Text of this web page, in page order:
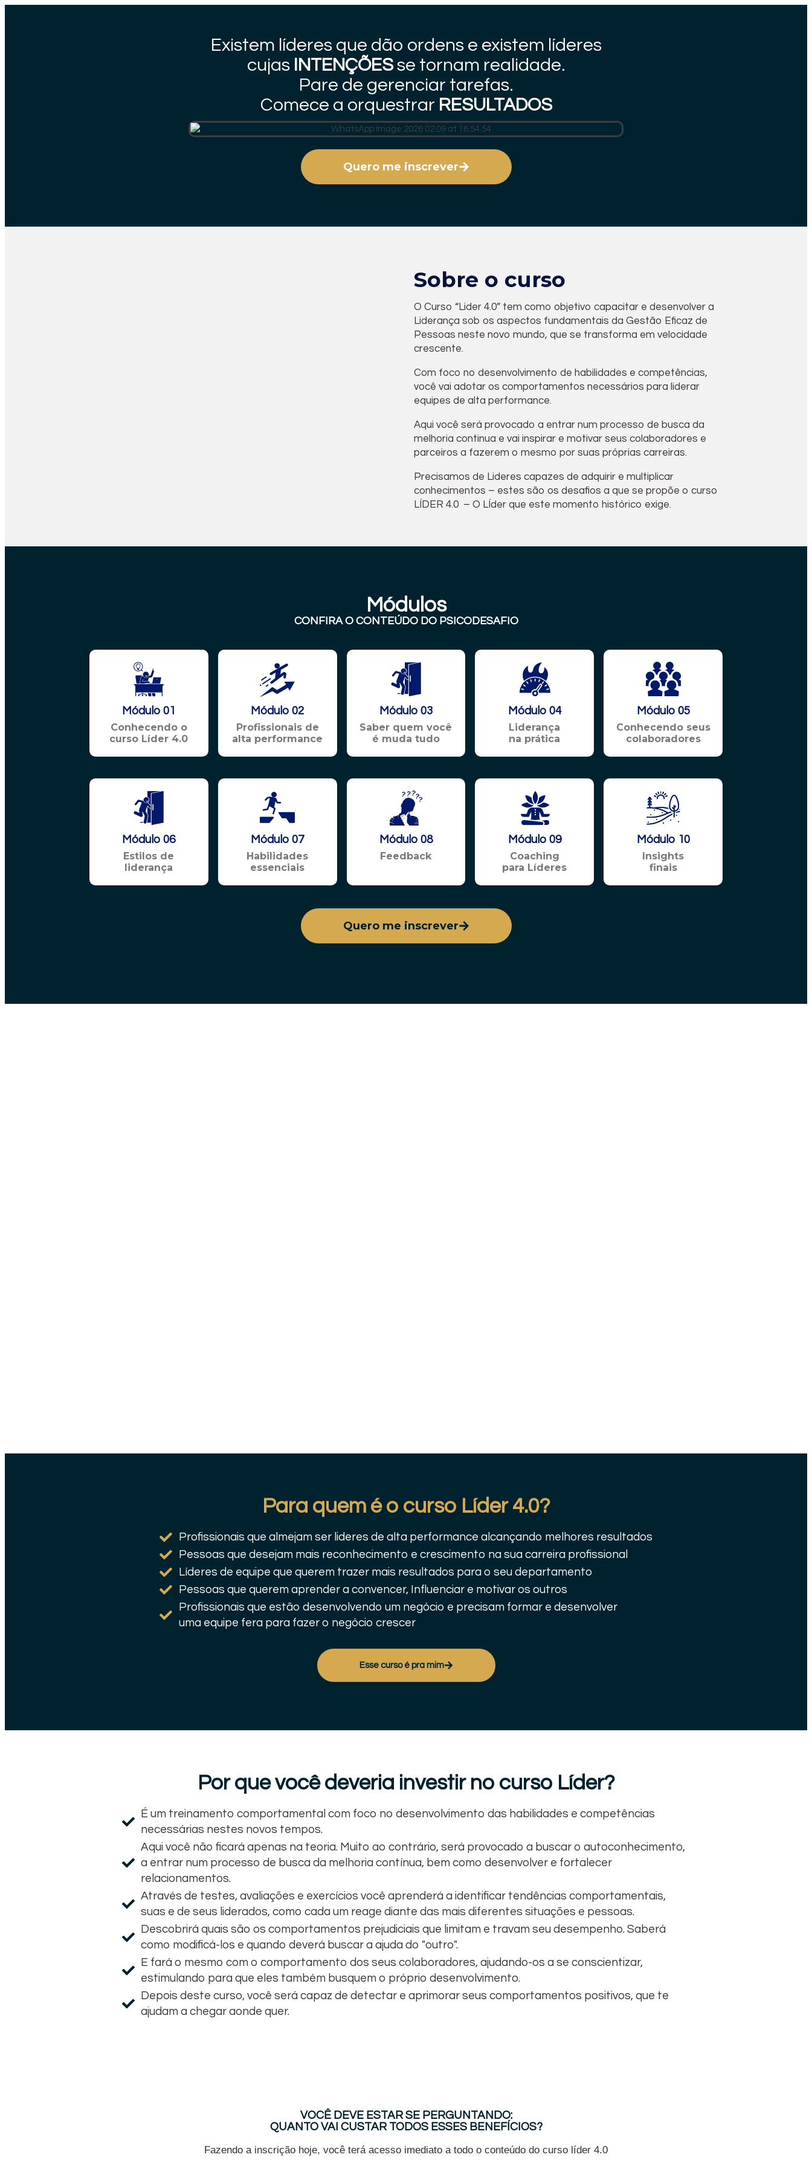
Existem líderes que dão ordens e existem líderes
cujas INTENÇÕESse tornam realidade.
Pare de gerenciar tarefas.
Comece a orquestrar RESULTADOS
Quero me inscrever
Sobre o curso
O Curso “Lider 4.0” tem como objetivo capacitar e desenvolver a
Liderança sob os aspectos fundamentais da Gestão Eficaz de
Pessoas neste novo mundo, que se transforma em velocidade
crescente.
Com foco no desenvolvimento de habilidades e competências,
você vai adotar os comportamentos necessários para liderar
equipes de alta performance.
Aqui você será provocado a entrar num processo de busca da
melhoria continua e vai inspirar e motivar seus colaboradores e
parceiros a fazerem o mesmo por suas próprias carreiras.
Precisamos de Lideres capazes de adquirir e multiplicar
conhecimentos – estes são os desafios a que se propõe o curso
LÍDER 4.0 – O LÍder que este momento histórico exige.
Módulos
CONFIRA O CONTEÚDO DO PSICODESAFIO
Módulo 01
Conhecendo o
curso Líder 4.0
Módulo 02
Profissionais de
alta performance
Módulo 03
Saber quem você
é muda tudo
Módulo 04
Liderança
na prática
Módulo 05
Conhecendo seus
colaboradores
Módulo 06
Estilos de
liderança
Módulo 07
Habilidades
essenciais
Módulo 08
Feedback
Módulo 09
Coaching
para Líderes
Módulo 10
Insights
finais
Quero me inscrever
Para quem é o curso Líder 4.0?
Profissionais que almejam ser lideres de alta performance alcançando melhores resultados
Pessoas que desejam mais reconhecimento e crescimento na sua carreira profissional
Líderes de equipe que querem trazer mais resultados para o seu departamento
Pessoas que querem aprender a convencer, Influenciar e motivar os outros
Profissionais que estão desenvolvendo um negócio e precisam formar e desenvolver
uma equipe fera para fazer o negócio crescer
Esse curso é pra mim
Por que você deveria investir no curso Líder?
É um treinamento comportamental com foco no desenvolvimento das habilidades e competências
necessárias nestes novos tempos.
Aqui você não ficará apenas na teoria. Muito ao contrário, será provocado a buscar o autoconhecimento,
a entrar num processo de busca da melhoria contínua, bem como desenvolver e fortalecer
relacionamentos.
Através de testes, avaliações e exercícios você aprenderá a identificar tendências comportamentais,
suas e de seus liderados, como cada um reage diante das mais diferentes situações e pessoas.
Descobrirá quais são os comportamentos prejudiciais que limitam e travam seu desempenho. Saberá
como modificá-los e quando deverá buscar a ajuda do "outro".
E fará o mesmo com o comportamento dos seus colaboradores, ajudando-os a se conscientizar,
estimulando para que eles também busquem o próprio desenvolvimento.
Depois deste curso, você será capaz de detectar e aprimorar seus comportamentos positivos, que te
ajudam a chegar aonde quer.
VOCÊ DEVE ESTAR SE PERGUNTANDO:
QUANTO VAI CUSTAR TODOS ESSES BENEFÍCIOS?
Fazendo a inscrição hoje, você terá acesso imediato a todo o conteúdo do curso líder 4.0